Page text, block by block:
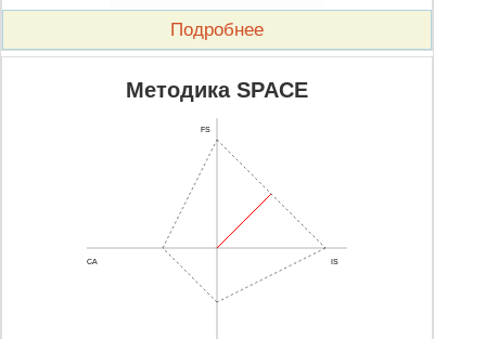
Подробнее
Методика SPACE
FS
CA IS